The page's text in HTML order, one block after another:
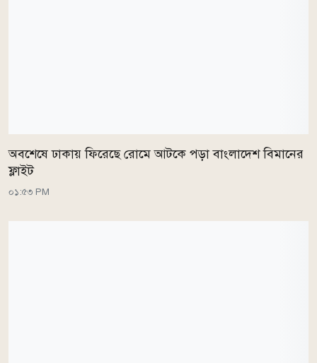
অবশেষে ঢাকায় ফিরেছে রোমে আটকে পড়া বাংলাদেশ বিমানের
ফ্লাইট
০১:৫৩ PM